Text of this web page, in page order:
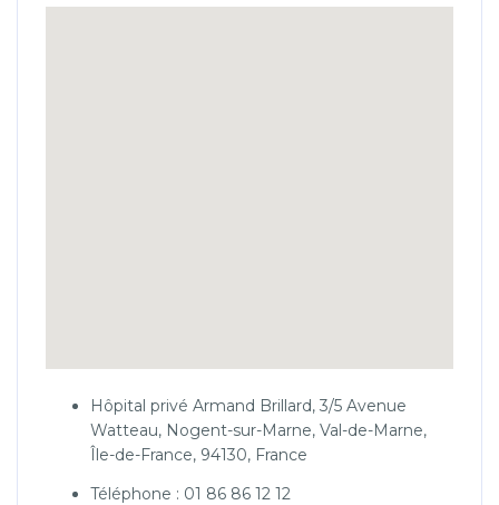
Hôpital privé Armand Brillard, 3/5 Avenue
Watteau, Nogent-sur-Marne, Val-de-Marne,
Île-de-France, 94130, France
Téléphone : 01 86 86 12 12